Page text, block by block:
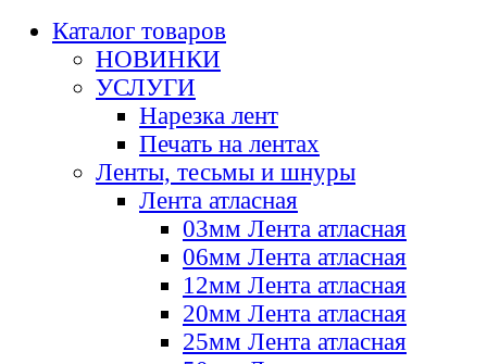
Каталог товаров
НОВИНКИ
УСЛУГИ
Нарезка лент
Печать на лентах
Ленты, тесьмы и шнуры
Лента атласная
03мм Лента атласная
06мм Лента атласная
12мм Лента атласная
20мм Лента атласная
25мм Лента атласная